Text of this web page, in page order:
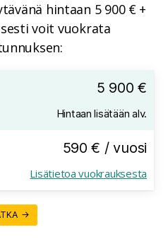
hintaan 5 900 € +
voit vuokrata
5 900 €
Hintaan lisätään alv.
590 € / vuosi
Lisätietoa vuokrauksesta
→